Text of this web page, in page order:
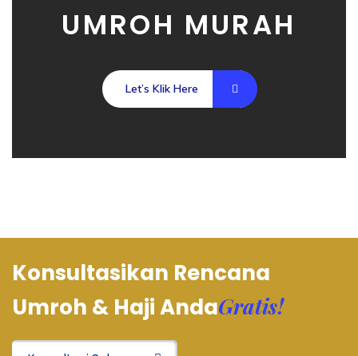
UMROH MURAH
Let’s Klik Here
Konsultasikan Rencana
Umroh & Haji AndaGratis!